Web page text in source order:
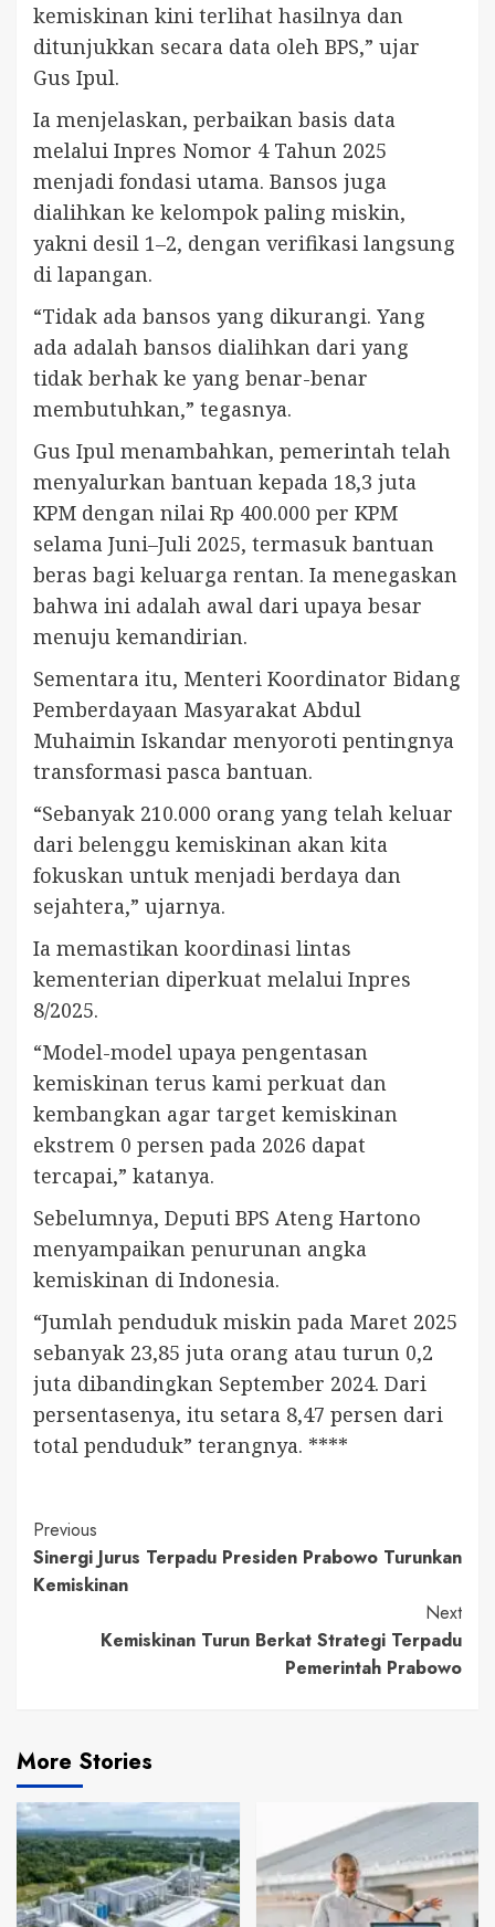
kemiskinan kini terlihat hasilnya dan
ditunjukkan secara data oleh BPS,” ujar
Gus Ipul.
Ia menjelaskan, perbaikan basis data
melalui Inpres Nomor 4 Tahun 2025
menjadi fondasi utama. Bansos juga
dialihkan ke kelompok paling miskin,
yakni desil 1–2, dengan verifikasi langsung
di lapangan.
“Tidak ada bansos yang dikurangi. Yang
ada adalah bansos dialihkan dari yang
tidak berhak ke yang benar-benar
membutuhkan,” tegasnya.
Gus Ipul menambahkan, pemerintah telah
menyalurkan bantuan kepada 18,3 juta
KPM dengan nilai Rp 400.000 per KPM
selama Juni–Juli 2025, termasuk bantuan
beras bagi keluarga rentan. Ia menegaskan
bahwa ini adalah awal dari upaya besar
menuju kemandirian.
Sementara itu, Menteri Koordinator Bidang
Pemberdayaan Masyarakat Abdul
Muhaimin Iskandar menyoroti pentingnya
transformasi pasca bantuan.
“Sebanyak 210.000 orang yang telah keluar
dari belenggu kemiskinan akan kita
fokuskan untuk menjadi berdaya dan
sejahtera,” ujarnya.
Ia memastikan koordinasi lintas
kementerian diperkuat melalui Inpres
8/2025.
“Model-model upaya pengentasan
kemiskinan terus kami perkuat dan
kembangkan agar target kemiskinan
ekstrem 0 persen pada 2026 dapat
tercapai,” katanya.
Sebelumnya, Deputi BPS Ateng Hartono
menyampaikan penurunan angka
kemiskinan di Indonesia.
“Jumlah penduduk miskin pada Maret 2025
sebanyak 23,85 juta orang atau turun 0,2
juta dibandingkan September 2024. Dari
persentasenya, itu setara 8,47 persen dari
total penduduk” terangnya. ****
Continue
Reading
Previous
Sinergi Jurus Terpadu Presiden Prabowo Turunkan
Kemiskinan
Next
Kemiskinan Turun Berkat Strategi Terpadu
Pemerintah Prabowo
More Stories